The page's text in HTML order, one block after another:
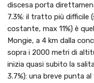
discesa porta
7.3%: il tratto più difficile
costante, max 11%) è
Mongie, a 4 km dalla
sopra i 2000 metri di
inizia quasi subito la
3.7%): una breve punta